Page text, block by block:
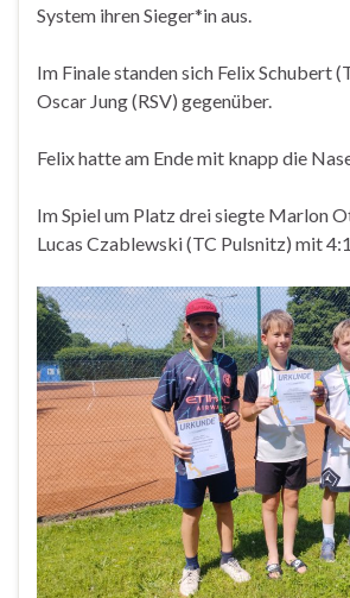
System ihren Sieger*in aus.
Im Finale standen sich Felix Schubert
Oscar Jung (RSV) gegenüber.
Felix hatte am Ende mit knapp die
Im Spiel um Platz drei siegte Marlon
Lucas Czablewski (TC Pulsnitz) mit